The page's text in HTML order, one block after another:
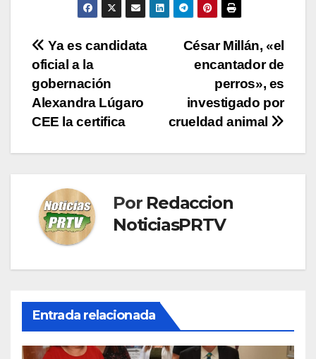
Navegación
de
entradas
César Millán, «el
encantador de
perros», es
investigado por
crueldad animal
Ya es candidata
oficial a la
gobernación
Alexandra Lúgaro
CEE la certifica
Por Redaccion
NoticiasPRTV
Entrada relacionada